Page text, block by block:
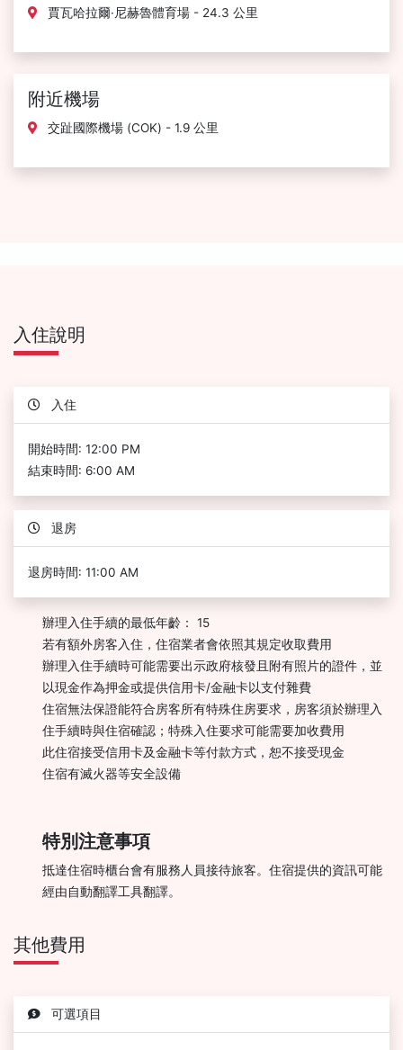
賈瓦哈拉爾·尼赫魯體育場 - 24.3 公里
附近機場
交趾國際機場 (COK) - 1.9 公里
入住說明
入住
開始時間: 12:00 PM
結束時間: 6:00 AM
退房
退房時間: 11:00 AM
辦理入住手續的最低年齡： 15
若有額外房客入住，住宿業者會依照其規定收取費用
辦理入住手續時可能需要出示政府核發且附有照片的證件，並
以現金作為押金或提供信用卡/金融卡以支付雜費
住宿無法保證能符合房客所有特殊住房要求，房客須於辦理入
住手續時與住宿確認；特殊入住要求可能需要加收費用
此住宿接受信用卡及金融卡等付款方式，恕不接受現金
住宿有滅火器等安全設備
特別注意事項
抵達住宿時櫃台會有服務人員接待旅客。住宿提供的資訊可能
經由自動翻譯工具翻譯。
其他費用
可選項目